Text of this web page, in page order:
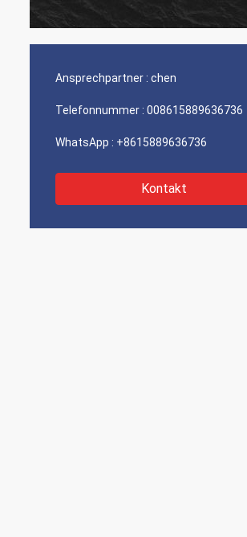
Ansprechpartner : chen
Telefonnummer : 008615889636736
WhatsApp : +8615889636736
Kontakt